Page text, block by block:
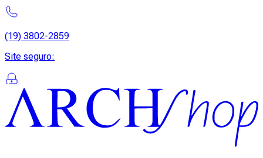
(19) 3802-2859
Site seguro: